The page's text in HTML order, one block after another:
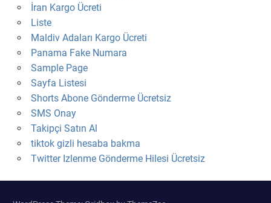
İran Kargo Ücreti
Liste
Maldiv Adaları Kargo Ücreti
Panama Fake Numara
Sample Page
Sayfa Listesi
Shorts Abone Gönderme Ücretsiz
SMS Onay
Takipçi Satın Al
tiktok gizli hesaba bakma
Twitter Izlenme Gönderme Hilesi Ücretsiz